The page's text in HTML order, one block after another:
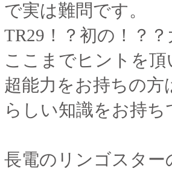
で実は難問です。
TR29！？初の！？
ここまでヒントを
超能力をお持ちの方
らしい知識をお持ち
長電のリンゴスタ